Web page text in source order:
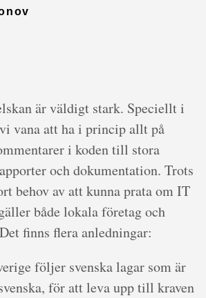
är väldigt stark. Speciellt i
vana att ha i princip allt på
i koden till stora
och dokumentation. Trots
behov av att kunna prata om IT
både lokala företag och
finns flera anledningar:
följer svenska lagar som är
för att leva upp till kraven